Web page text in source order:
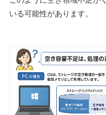
いる可能性があります。